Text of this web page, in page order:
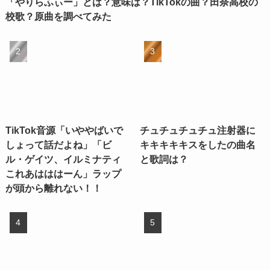
校歌？原曲を調べてみた
TikTok音源「いややばいで
しょって話だよね」「ビ
ル・ゲイツ、イルミナティ
これあはははーん」ラップ
が頭から離れない！！
チュチュチュチュ注射器に
キキキキキスをしたの曲名
と歌詞は？